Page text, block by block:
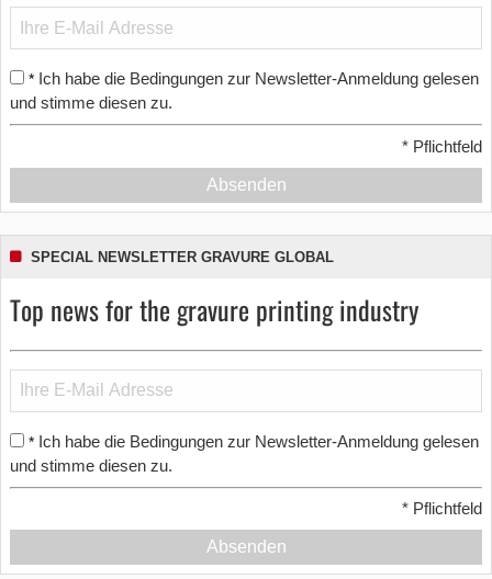
* Ich habe die Bedingungen zur Newsletter-Anmeldung gelesen
und stimme diesen zu.
* Pflichtfeld
Absenden
SPECIAL NEWSLETTER GRAVURE GLOBAL
Top news for the gravure printing industry
* Ich habe die Bedingungen zur Newsletter-Anmeldung gelesen
und stimme diesen zu.
* Pflichtfeld
Absenden